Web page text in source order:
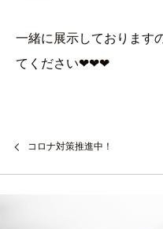
一緒に展示しております
てください❤❤❤
コロナ対策推進中！